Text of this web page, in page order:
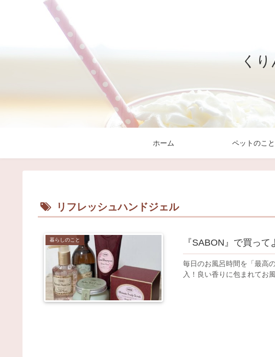
く
ホーム ペットのこと
リフレッシュハンドジェル
暮らしのこと 『SABON』で買って
毎日のお風呂時間を「最高
入！良い香りに包まれてお